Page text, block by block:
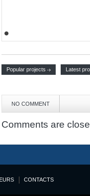
Popular projects Latest
NO COMMENT
Comments are
CONTACTS